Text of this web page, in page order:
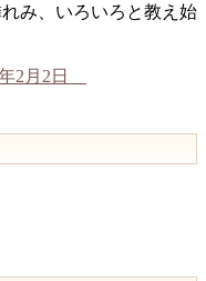
み、いろいろと教え始
2月2日